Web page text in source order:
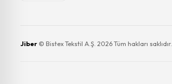
Jiber © Bistex Tekstil A.Ş. 2026 Tüm hakları saklıdır.